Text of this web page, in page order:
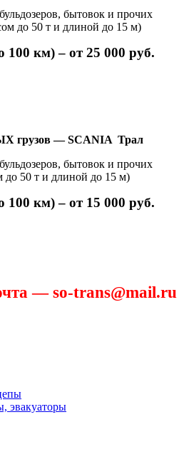
бытовок и прочих
до 50 т и длиной до 15 м)
км) – от 25 000 руб.
грузов — SCANIA Трал
бытовок и прочих
до 50 т и длиной до 15 м)
км) – от 15 000 руб.
— so-trans@mail.ru
эвакуаторы